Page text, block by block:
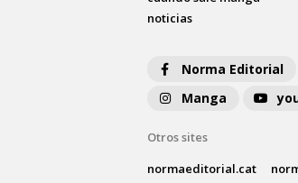
noticias
Norma Editorial
Manga
Otros sites
normaeditorial.cat